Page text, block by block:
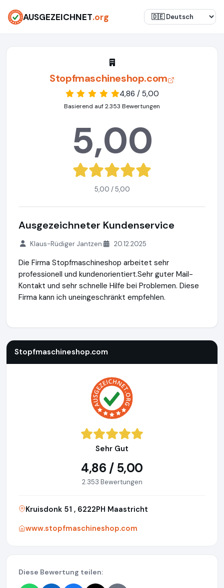
AUSGEZEICHNET.org
Stopfmaschineshop.com
4,86 / 5,00
Basierend auf 2.353 Bewertungen
5,00
5,00 / 5,00
Ausgezeichneter Kundenservice
Klaus-Rüdiger Jantzen 20.12.2025
Die Firma Stopfmaschineshop arbeitet sehr
professionell und kundenorientiert.Sehr guter Mail-
Kontakt und sehr schnelle Hilfe bei Problemen. Diese
Firma kann ich uneingeschränkt empfehlen.
Stopfmaschineshop.com
Sehr Gut
4,86 / 5,00
2.353 Bewertungen
Kruisdonk 51 , 6222PH Maastricht
www.stopfmaschineshop.com
Diese Bewertung teilen: